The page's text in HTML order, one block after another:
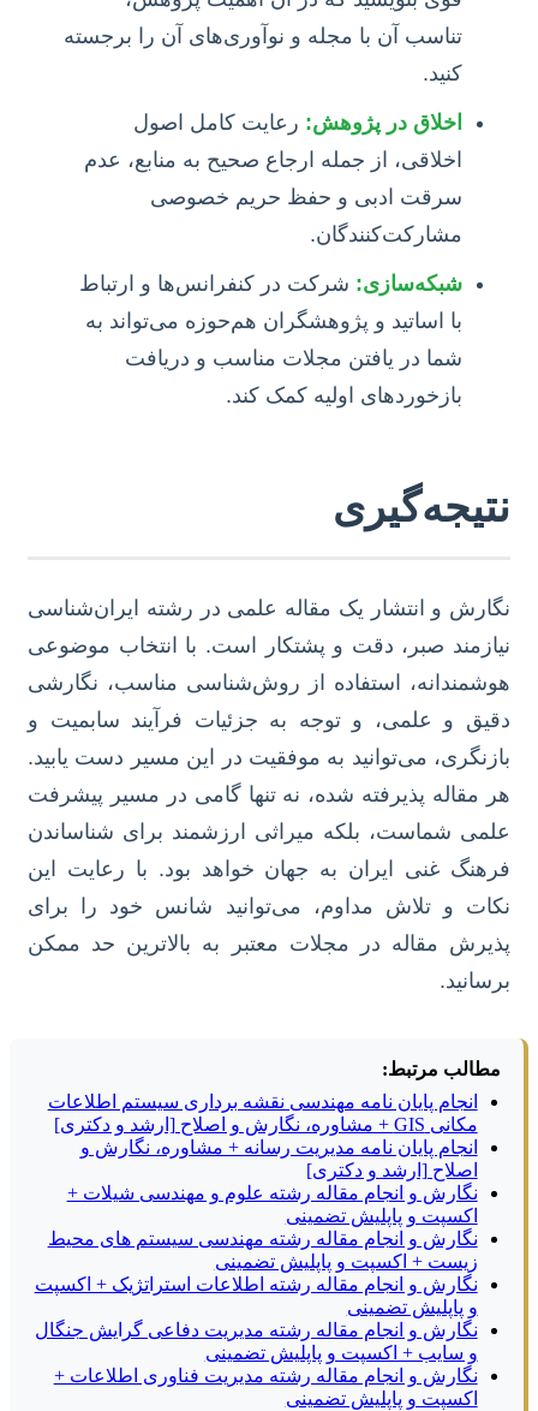
تناسب آن با مجله و نوآوری‌های آن را برجسته
کنید.
اخلاق در پژوهش: رعایت کامل اصول
اخلاقی، از جمله ارجاع صحیح به منابع، عدم
سرقت ادبی و حفظ حریم خصوصی
مشارکت‌کنندگان.
شبکه‌سازی: شرکت در کنفرانس‌ها و ارتباط
با اساتید و پژوهشگران هم‌حوزه می‌تواند به
شما در یافتن مجلات مناسب و دریافت
بازخوردهای اولیه کمک کند.
نتیجه‌گیری
نگارش و انتشار یک مقاله علمی در رشته ایران‌شناسی
نیازمند صبر، دقت و پشتکار است. با انتخاب موضوعی
هوشمندانه، استفاده از روش‌شناسی مناسب، نگارشی
دقیق و علمی، و توجه به جزئیات فرآیند سابمیت و
بازنگری، می‌توانید به موفقیت در این مسیر دست یابید.
هر مقاله پذیرفته شده، نه تنها گامی در مسیر پیشرفت
علمی شماست، بلکه میراثی ارزشمند برای شناساندن
فرهنگ غنی ایران به جهان خواهد بود. با رعایت این
نکات و تلاش مداوم، می‌توانید شانس خود را برای
پذیرش مقاله در مجلات معتبر به بالاترین حد ممکن
برسانید.
مطالب مرتبط:
انجام پایان نامه مهندسی نقشه برداری سیستم اطلاعات
مکانی GIS + مشاوره، نگارش و اصلاح [ارشد و دکتری]
انجام پایان نامه مدیریت رسانه + مشاوره، نگارش و
اصلاح [ارشد و دکتری]
نگارش و انجام مقاله رشته علوم و مهندسی شیلات +
اکسپت و پاپلیش تضمینی
نگارش و انجام مقاله رشته مهندسی سیستم های محیط
زیست + اکسپت و پاپلیش تضمینی
نگارش و انجام مقاله رشته اطلاعات استراتژیک + اکسپت
و پاپلیش تضمینی
نگارش و انجام مقاله رشته مدیریت دفاعی گرایش جنگال
و سایب + اکسپت و پاپلیش تضمینی
نگارش و انجام مقاله رشته مدیریت فناوری اطلاعات +
اکسپت و پاپلیش تضمینی